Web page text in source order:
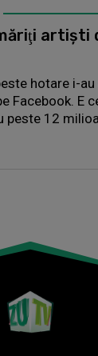
artişti
hotare i-au
Facebook. E
peste 12